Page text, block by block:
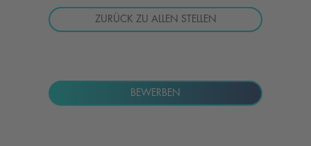
ZURÜCK ZU ALLEN STELLEN
BEWERBEN